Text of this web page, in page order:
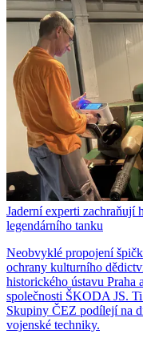
Jaderní experti
legendárního tanku
Neobvyklé propojení
ochrany kulturního
historického ústavu
společnosti ŠKODA JS.
Skupiny ČEZ podílejí na
vojenské techniky.